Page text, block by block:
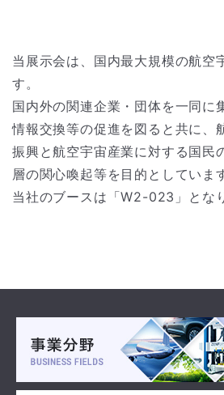
当展示会は、国内最大規模の航空
す。
国内外の関連企業・団体を一同に
情報交換等の促進を図ると共に、
振興と航空宇宙産業に対する国民
層の関心喚起等を目的としていま
当社のブースは「W2-023」とな